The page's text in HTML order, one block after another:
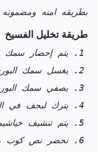
بطريقه امنه
طريقة تخليل الفسيخ
يتم إحضار سمك البوري
يغسل سمك
يصفي سمك
يترك ليجف في الهواء لمدة 8
يتم تنشيف
نحضر نص كوب